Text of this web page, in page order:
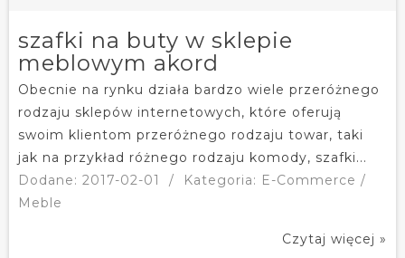
szafki na buty w sklepie
meblowym akord
Obecnie na rynku działa bardzo wiele przeróżnego
rodzaju sklepów internetowych, które oferują
swoim klientom przeróżnego rodzaju towar, taki
jak na przykład różnego rodzaju komody, szafki...
Dodane: 2017-02-01
/
Kategoria: E-Commerce /
Meble
Czytaj więcej »